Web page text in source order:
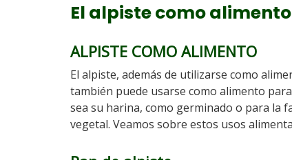
El alpiste como
ALPISTE COMO ALIMENTO
El alpiste, además de utilizarse como
también puede usarse como alimento
sea su harina, como germinado o para la
vegetal. Veamos sobre estos usos